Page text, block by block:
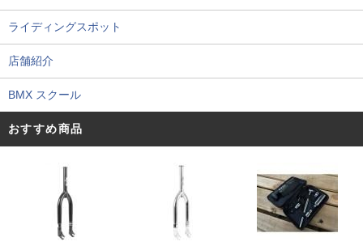
ライディングスポット
店舗紹介
BMX スクール
おすすめ商品